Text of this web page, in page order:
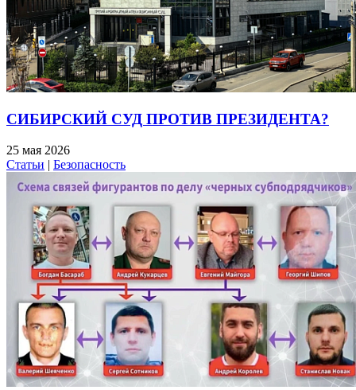
СИБИРСКИЙ СУД ПРОТИВ ПРЕЗИДЕНТА?
25 мая 2026
Статьи | Безопасность